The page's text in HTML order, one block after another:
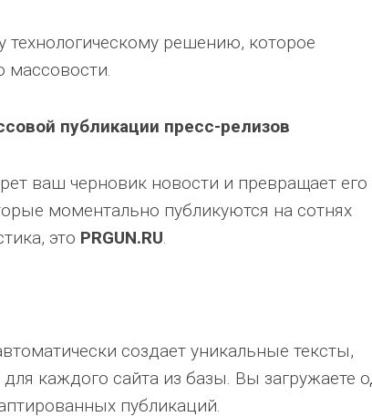
решению, которое
массовости.
публикации пресс-релизов
ваш черновик новости и превращает его
моментально публикуются на сотнях
это PRGUN.RU.
создает уникальные тексты,
каждого сайта из базы. Вы загружаете
публикаций.